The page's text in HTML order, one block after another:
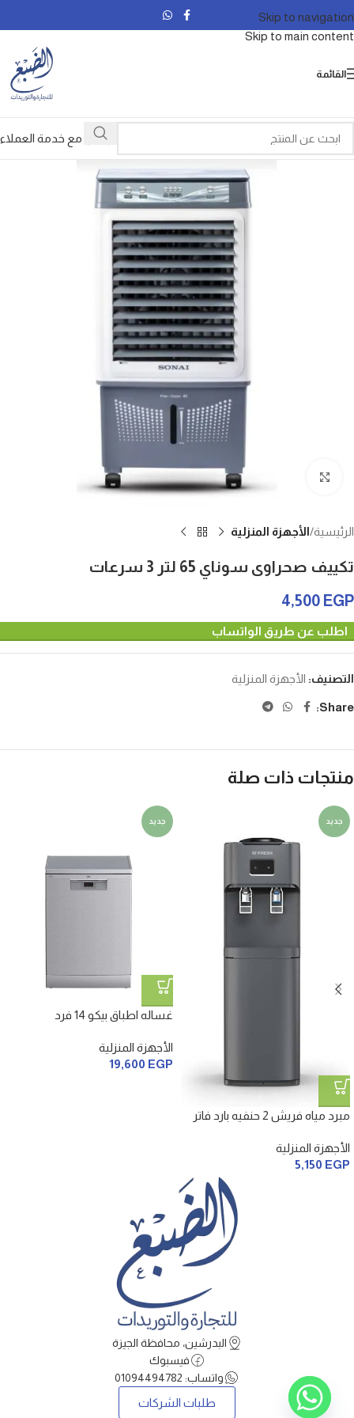
Skip to navigation
Skip to main content
القائمة
تواصل مع خدمة العملاء
Click to enlarge
الرئيسية الأجهزة المنزلية
تكييف صحراوى سوناي 65 لتر 3 سرعات
4,500 EGP
اطلب عن طريق الواتساب
التصنيف: الأجهزة المنزلية
Share:
منتجات ذات صلة
جديد
مبرد مياه فريش 2 حنفيه بارد فاتر
الأجهزة المنزلية
5,150 EGP
جديد
غساله اطباق بيكو 14 فرد
الأجهزة المنزلية
19,600 EGP
البدرشين، محافظة الجيزة
فيسبوك
واتساب: 01094494782
طلبات الشركات